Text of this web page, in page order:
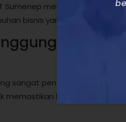
Sumenep memiliki banyak
bisnis yang berkelanjutan.
Jawab
sangat penting dalam
bahwa proses